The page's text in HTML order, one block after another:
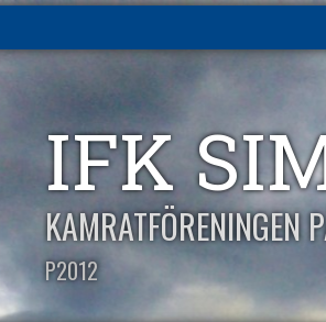
IFK
KAMRATFÖRENINGEN
P2012